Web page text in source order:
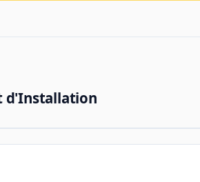
d'Installation